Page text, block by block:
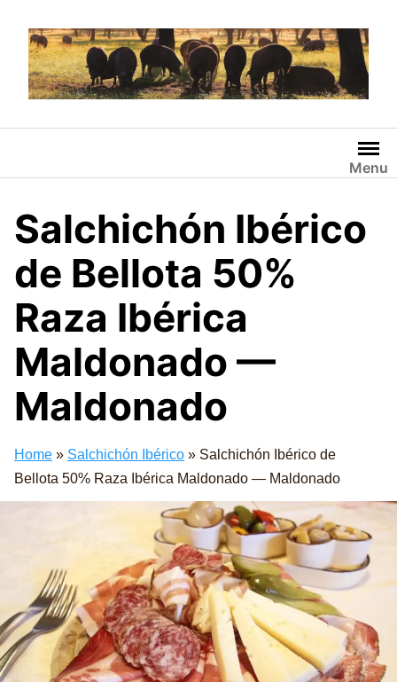
contenido
Menu
Salchichón Ibérico
de Bellota 50%
Raza Ibérica
Maldonado —
Maldonado
Home » Salchichón Ibérico » Salchichón Ibérico de
Bellota 50% Raza Ibérica Maldonado — Maldonado